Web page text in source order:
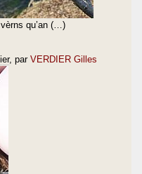
qu’an (…)
, par VERDIER Gilles